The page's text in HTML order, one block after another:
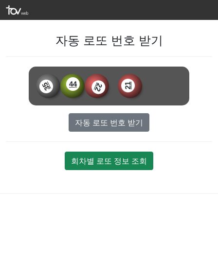
자동 로또 번호 받기
35 44 22 21
자동 로또 번호 받기
회차별 로또 정보 조회